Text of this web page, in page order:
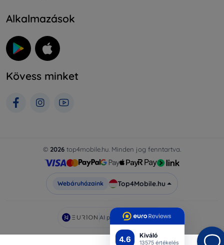
4.6 Kiváló
13575 értékelés
Alkalmazások
Kövess minket
© 2026 top4mobile.hu. Minden jog fenntartva.
Webáruházaink Top4Mobile.hu
AI powered byEurion